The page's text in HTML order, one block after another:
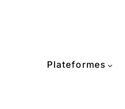
Plateformes